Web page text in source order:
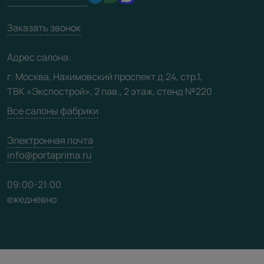
Техническая информация
Юридическая информация
Вакансии
Карта сайта
Заказать звонок
Адрес салона:
г. Москва, Нахимовский проспект д.24, стр.1,
ТВК «Экспострой», 2 пав., 2 этаж, стенд №220
Все салоны фабрики
Электронная почта
info@portaprima.ru
09:00-21:00
ежедневно